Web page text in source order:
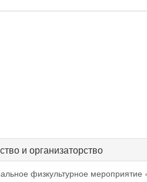
и организаторство
физкультурное